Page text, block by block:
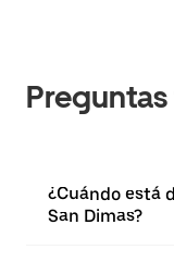
¿Cuándo está
San Dimas?